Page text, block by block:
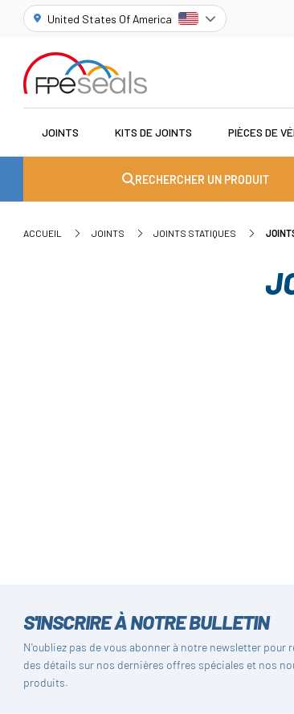
United States Of America
JOINTS KITS DE JOINTS PIÈCES DE
RECHERCHER UN PRODUIT
ACCUEIL JOINTS JOINTS STATIQUES
S'INSCRIRE À NOTRE BULLETIN
N'oubliez pas de vous abonner à notre newsletter pour
des détails sur nos dernières offres spéciales et nos
produits.